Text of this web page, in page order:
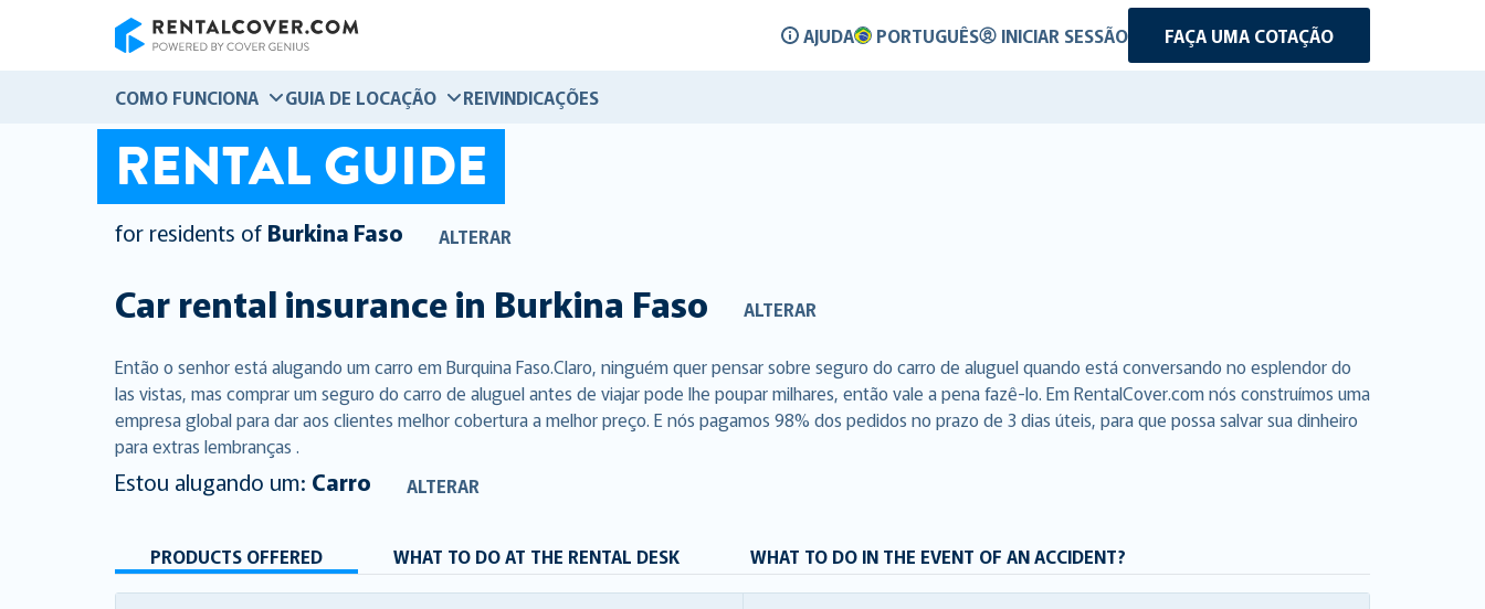
AJUDA PORTUGUÊS INICIAR SESSÃO FAÇA UMA COTAÇÃO
COMO FUNCIONA GUIA DE LOCAÇÃO REIVINDICAÇÕES
RENTAL GUIDE
for residents of Burkina Faso ALTERAR
Car rental insurance in Burkina Faso ALTERAR
Então o senhor está alugando um carro em Burquina Faso.Claro, ninguém quer pensar sobre seguro do carro de aluguel quando está conversando no esplendor do
las vistas, mas comprar um seguro do carro de aluguel antes de viajar pode lhe poupar milhares, então vale a pena fazê-lo. Em RentalCover.com nós construímos uma
empresa global para dar aos clientes melhor cobertura a melhor preço. E nós pagamos 98% dos pedidos no prazo de 3 dias úteis, para que possa salvar sua dinheiro
para extras lembranças .
Estou alugando um: Carro ALTERAR
PRODUCTS OFFERED WHAT TO DO AT THE RENTAL DESK WHAT TO DO IN THE EVENT OF AN ACCIDENT?